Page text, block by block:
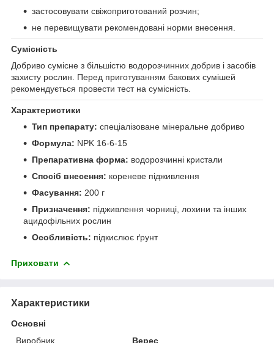
застосовувати свіжоприготований розчин;
не перевищувати рекомендовані норми внесення.
Сумісність
Добриво сумісне з більшістю водорозчинних добрив і засобів
захисту рослин. Перед приготуванням бакових сумішей
рекомендується провести тест на сумісність.
Характеристики
Тип препарату: спеціалізоване мінеральне добриво
Формула: NPK 16-6-15
Препаративна форма: водорозчинні кристали
Спосіб внесення: кореневе підживлення
Фасування: 200 г
Призначення: підживлення чорниці, лохини та інших
ацидофільних рослин
Особливість: підкислює ґрунт
Приховати
Характеристики
Основні
Виробник
Верес